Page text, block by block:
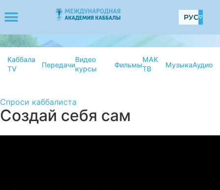
РУС
Каббала
TV
Передачи
Видео
курсы
Фильмы
МАК
ТВ
МузыкаАудио
Спроси каббалиста
Создай себя сам